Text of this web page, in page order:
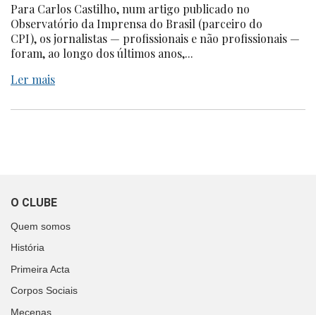
Para Carlos Castilho, num artigo publicado no
Observatório da Imprensa do Brasil (parceiro do
CPI), os jornalistas — profissionais e não profissionais —
foram, ao longo dos últimos anos,...
Ler mais
O CLUBE
Quem somos
História
Primeira Acta
Corpos Sociais
Mecenas